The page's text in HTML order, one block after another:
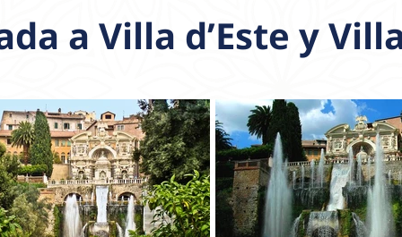
a Villa d’Este y